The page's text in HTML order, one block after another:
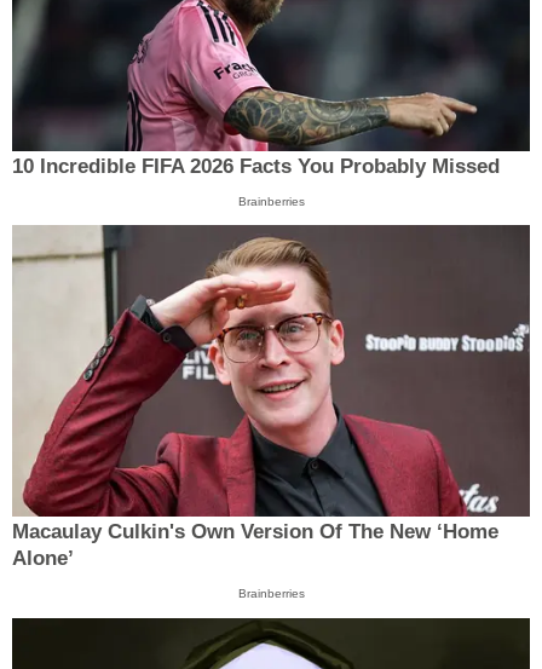
10 Incredible FIFA 2026 Facts You Probably Missed
Brainberries
Macaulay Culkin's Own Version Of The New ‘Home
Alone’
Brainberries